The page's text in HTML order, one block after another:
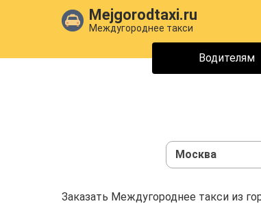
Mejgorodtaxi.ru
Междугороднее такси
Водителям
Москва
Заказать Междугороднее такси из